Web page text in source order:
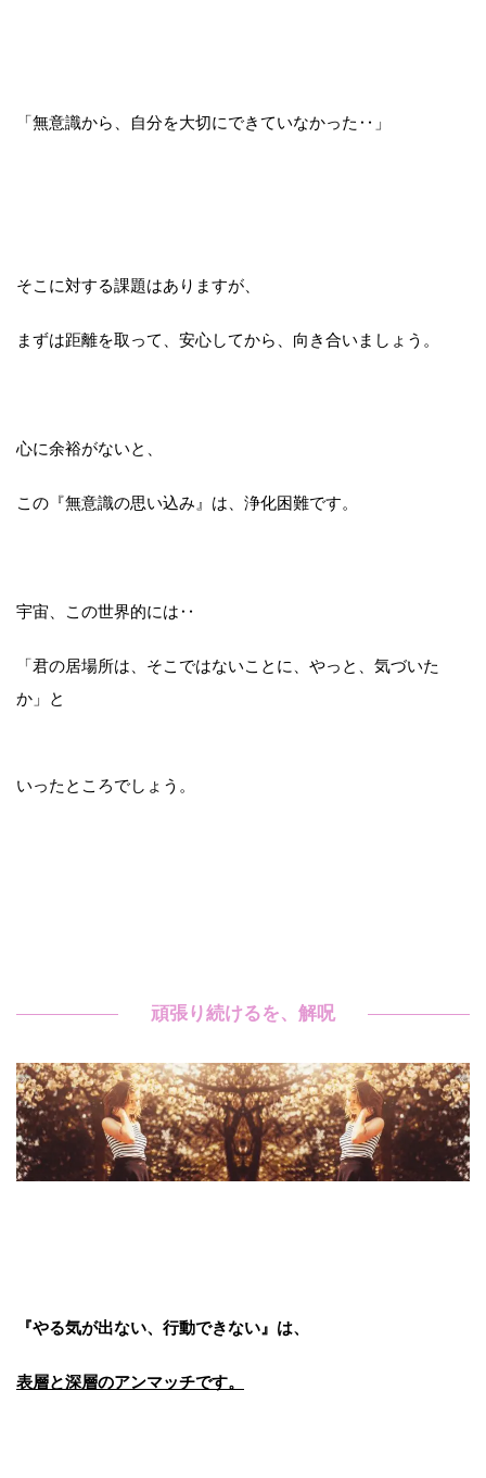
「無意識から、自分を大切にできていなかった‥」
そこに対する課題はありますが、
まずは距離を取って、安心してから、 向き合いましょう。
心に余裕がないと、
この『無意識の思い込み』は、浄化困難です。
宇宙、この世界的には‥
「君の居場所は、そこではないことに、 やっと、気づいた
か」と
いったところでしょう。
頑張り続けるを、解呪
『やる気が出ない、行動できない』は、
表層と深層のアンマッチです。